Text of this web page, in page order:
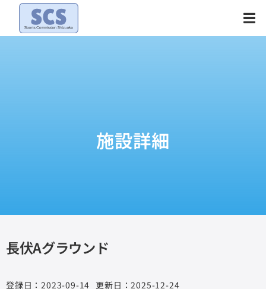
Skip
content
施設詳細
長伏Aグラウンド
2023-09-14 更新日：2025-12-24